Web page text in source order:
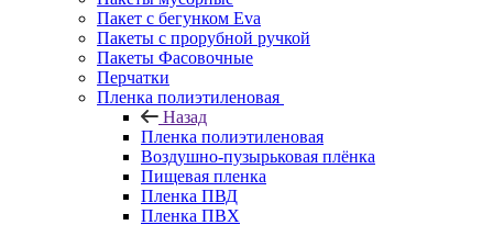
Пакет с бегунком Eva
Пакеты с прорубной ручкой
Пакеты Фасовочные
Перчатки
Пленка полиэтиленовая
Назад
Пленка полиэтиленовая
Воздушно-пузырьковая плёнка
Пищевая пленка
Пленка ПВД
Пленка ПВХ